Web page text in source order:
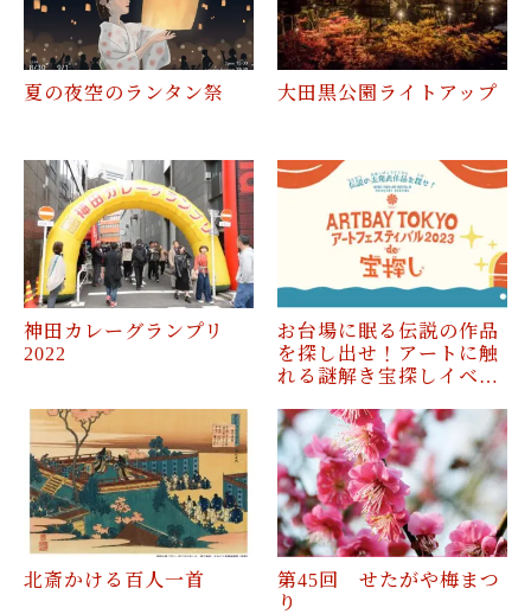
夏の夜空のランタン祭 大田黒公園ライトアップ
神田カレーグランプリ
2022
お台場に眠る伝説の作品
を探し出せ！アートに触
れる謎解き宝探しイベ…
北斎かける百人一首
第45回 せたがや梅まつ
り